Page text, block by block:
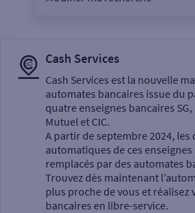
Sélectionnez votre recherche
Un service
Cash Services
Cash Services est la nouvelle
automates bancaires issue du
quatre enseignes bancaires
Mutuel et CIC.
A partir de septembre 2024,
automatiques de ces
remplacés par des automates
Trouvez dès maintenant
plus proche de vous et réalisez
bancaires en libre-service.